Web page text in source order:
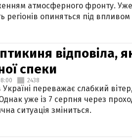
атмосферного фронту.
регіонів опиняться під
відповіла,
спеки
2438
Україні переважає слабкий
уже із 7 серпня через
ситуація зміниться.